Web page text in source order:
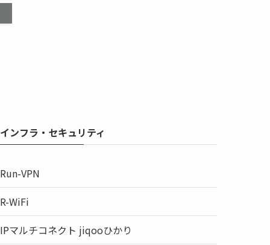
インフラ・セキュリティ
Run-VPN
R-WiFi
IPマルチコネクト jiqooひかり